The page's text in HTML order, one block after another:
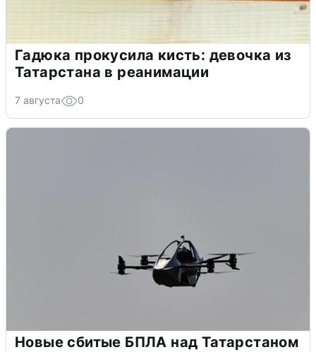
Гадюка прокусила кисть: девочка из
Татарстана в реанимации
7 августа 0
Новые сбитые БПЛА над Татарстаном